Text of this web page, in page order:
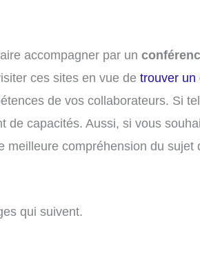
accompagner par un
ces sites en vue de trouver un
de vos collaborateurs. Si
de capacités. Aussi, si vous
meilleure compréhension du sujet
qui suivent.